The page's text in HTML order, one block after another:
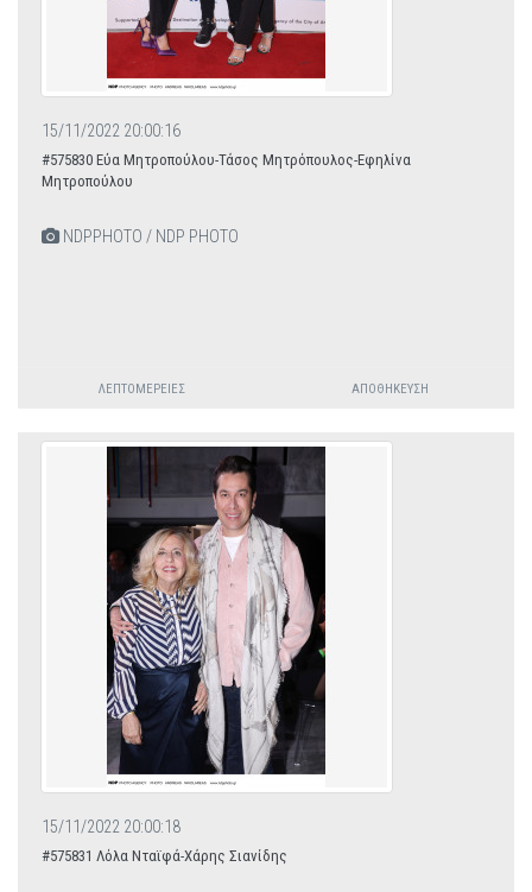
15/11/2022 20:00:16
#575830 Εύα Μητροπούλου-Τάσος Μητρόπουλος-Εφηλίνα
Μητροπούλου
NDPPHOTO / NDP PHOTO
ΛΕΠΤΟΜΈΡΕΙΕΣ ΑΠΟΘΉΚΕΥΣΗ
15/11/2022 20:00:18
#575831 Λόλα Νταϊφά-Χάρης Σιανίδης